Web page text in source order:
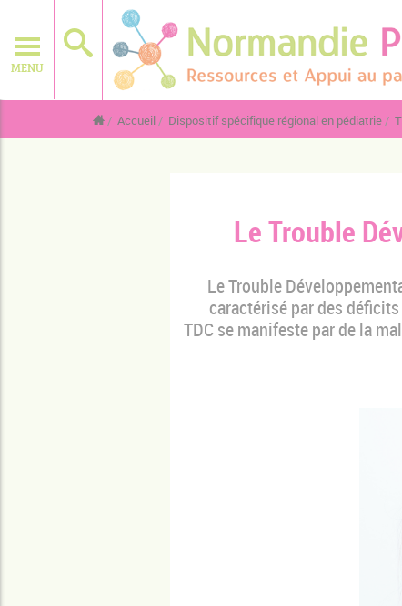
MENU
Accueil Dispositif spécifique régional en pédiatrie
Le Trouble
Le Trouble
caractérisé par des
TDC se manifeste par de la